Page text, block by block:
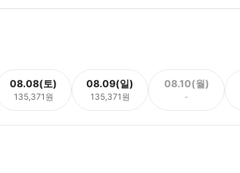
08.08(토)
135,371원
08.09(일)
135,371원
08.10(월)
-